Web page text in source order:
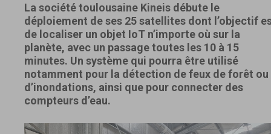
La société toulousaine Kineis débute le
déploiement de ses 25 satellites dont l’objectif
de localiser un objet IoT n’importe où sur la
planète, avec un passage toutes les 10 à 15
minutes. Un système qui pourra être utilisé
notamment pour la détection de feux de forêt ou
d’inondations, ainsi que pour connecter des
compteurs d’eau.